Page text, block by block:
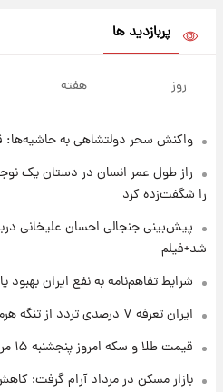
قیمت سکه و
۱ روز پیش
۱ روز پیش
۱ روز پیش
پربازدید ها
روز هفته
واکنش سحر دولتشاهی به حاشیه‌ها:
را شگفت‌زده کرد
پیش‌بینی جنجالی احسان علیخانی
شد+فیلم
شرایط تفاهم‌نامه به نفع ایران بهبود
ایران تعرفه ۷ درصدی تردد از تنگه هرمز را ابلاغ کرد
قیمت طلا و سکه امروز پنجشنبه ۱۵ مرداد ۱۴۰۵
بازار مسکن در مرداد آرام گرفت؛